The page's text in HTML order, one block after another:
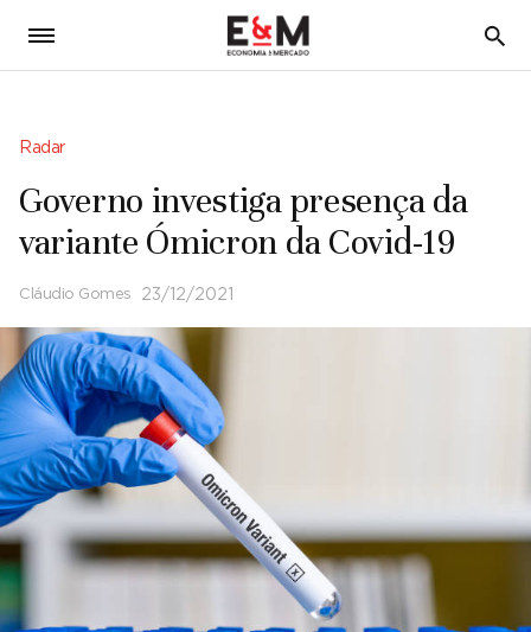
5
Radar
Governo investiga presença da
variante Ómicron da Covid-19
Cláudio Gomes 23/12/2021